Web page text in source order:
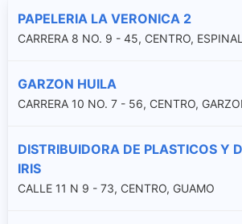
PAPELERIA LA VERONICA 2
CARRERA 8 NO. 9 - 45, CENTRO, ESPINAL
GARZON HUILA
CARRERA 10 NO. 7 - 56, CENTRO,
DISTRIBUIDORA DE PLASTICOS Y
IRIS
CALLE 11 N 9 - 73, CENTRO, GUAMO